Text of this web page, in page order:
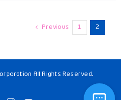
Previous 1 2
All Rights Reserved.